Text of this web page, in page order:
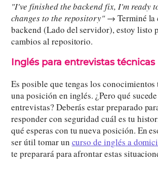
"I've finished the backend fix, I'm ready
changes to the repository"→ Terminé la
backend (Lado del servidor), estoy listo
cambios al repositorio.
Inglés para entrevistas técnicas
Es posible que tengas los
una posición en inglés. ¿Pero qué
entrevistas? Deberás estar preparado
responder con seguridad cuál es tu
qué esperas con tu nueva posición. En
ser útil tomar un curso de inglés a
te preparará para afrontar estas